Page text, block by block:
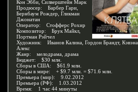
Кон Эбби, Силверштейн Марк
Продюсер: Барбер Гари,
Бернбаум Рождер, Гликман
Джонатан
Оператор: Стофферс Рохир
Композитор: Брук Майкл,
Портман Рэйчел
Художник: Иванов Калина, Гордон Брандт, Кэвэна
Алекс
Жанр: мелодрама, драма
Бюджет: $30 млн.
Сборы в США: $61.9 млн.
Сборы в мире: + $9.7 млн. = $71.6 млн.
Премьера (мир): 9.02.2012
Премьера (РФ): 1.03.2012
Время: 1 час 44 минуты